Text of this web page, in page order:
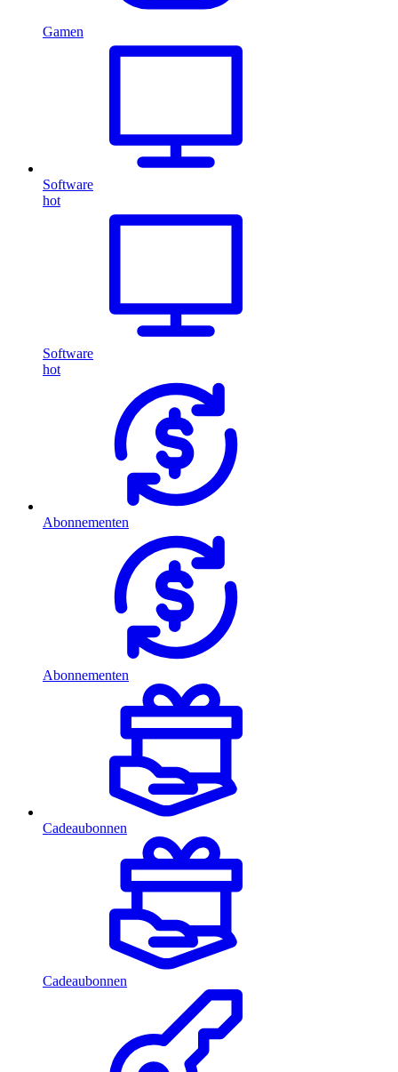
Gamen
Software
hot
Software
hot
Abonnementen
Abonnementen
Cadeaubonnen
Cadeaubonnen